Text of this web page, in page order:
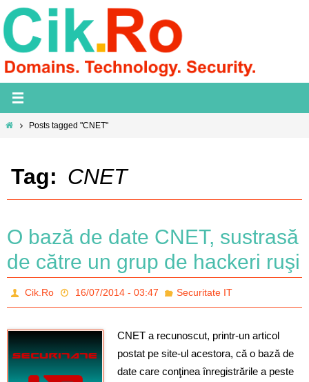
Skip
to
content
HomePosts tagged "CNET"
Tag: CNET
O bază de date CNET, sustrasă
de către un grup de hackeri ruşi
Cik.Ro 16/07/2014 - 03:47 Securitate IT
CNET a recunoscut, printr-un articol
postat pe site-ul acestora, că o bază de
date care conţinea înregistrările a peste